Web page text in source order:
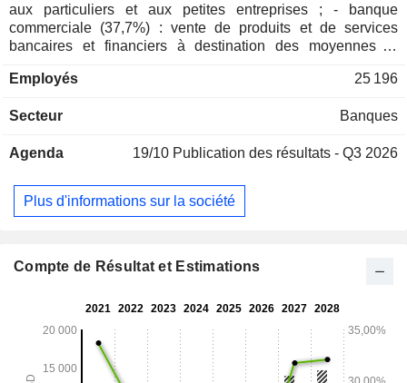
aux particuliers et aux petites entreprises ; - banque
commerciale (37,7%) : vente de produits et de services
bancaires et financiers à destination des moyennes et
des professionnels ; - prestations de services
placements, gestion d'actifs, prestations de courtage, etc. A
et 117,6 MdsUSD d'encours de crédits. La
travers d'un réseau de 1 089 centres bancaires implantés
aux Etats-Unis.
Employés 25 196
Secteur Banques
Agenda 19/10 Publication des résultats - Q3 2026
Plus d'informations sur la société
Compte de Résultat et Estimations